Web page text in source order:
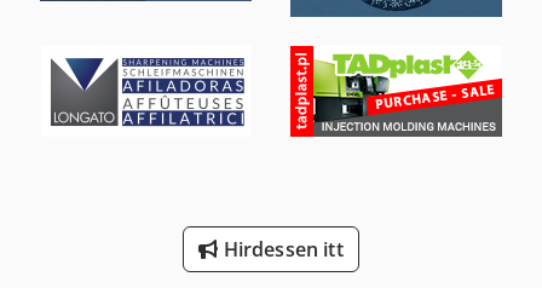
Mercedes-Benz V
Scherer Feinbau Vdz 220 / Ds
Hirdessen itt